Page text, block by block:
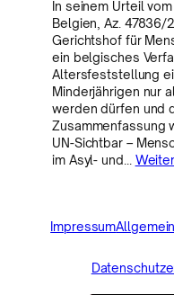
In seinem Urteil
Belgien, Az. 47836/
Gerichtshof für
ein belgisches
Altersfeststellung
Minderjährigen nur
werden dürfen und
Zusammenfassung
UN-Sichtbar –
im Asyl- und…
Impressum